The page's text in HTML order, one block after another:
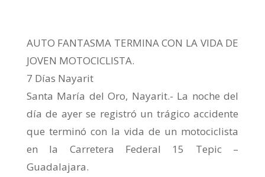
AUTO FANTASMA TERMINA CON LA VIDA DE
JOVEN MOTOCICLISTA.
7 Días Nayarit
Santa María del Oro, Nayarit.- La noche del
día de ayer se registró un trágico accidente
que terminó con la vida de un motociclista
en la Carretera Federal 15 Tepic –
Guadalajara.